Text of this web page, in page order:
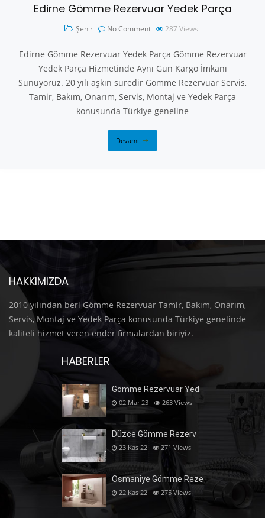
Edirne Gömme Rezervuar Yedek Parça
Şehir No Comment 287 Views
Edirne Gömme Rezervuar Yedek Parça Gömme Rezervuar
Yedek Parça Hizmetinde Aynı Gün Kargo İmkanı
Sunuyoruz. 20 yılı aşkın süredir Gömme Rezervuar Servis,
Tamir, Bakım, Onarım, Servis, Montaj ve Yedek Parça
konusunda Türkiye geneline
Devamı
HAKKIMIZDA
2010 yılından beri Gömme Rezervuar Tamir, Bakım, Onarım,
Servis, Montaj ve Yedek Parça konusunda Türkiye genelinde
kaliteli hizmet veren ender firmalardan biriyiz.
HABERLER
Gömme Rezervuar Yed
02 Mar 23 263 Views
Düzce Gömme Rezerv
23 Kas 22 271 Views
Osmaniye Gömme Reze
22 Kas 22 275 Views